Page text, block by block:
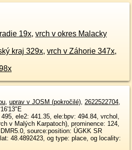
19x, vrch v okres Malacky
kraj 329x, vrch v Záhorie 347x,
, uprav v JOSM (pokročilé), 2622522704,
ele2: 441.35, ele:bpv: 494.84, vrchol,
v Malých Karpatoch), prominence: 124,
source:position: ÚGKK SR
48.4892423, og type: place, og locality: